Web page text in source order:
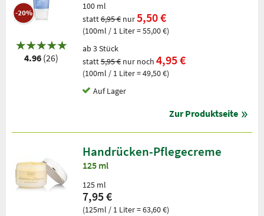
-20%
4.96 (26)
100 ml
statt6,95 € nur5,50 €
(100ml / 1 Liter = 55,00 €)
ab 3 Stück
statt5,95 € nur noch 4,95 €
(100ml / 1 Liter = 49,50 €)
Auf Lager
Zur Produktseite
Handrücken-Pflegecreme
125 ml
125 ml
7,95 €
(125ml / 1 Liter = 63,60 €)